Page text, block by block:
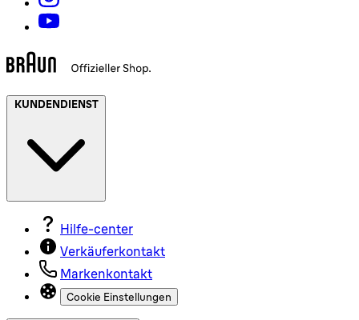
KUNDENDIENST
Hilfe-center
Verkäuferkontakt
Markenkontakt
Cookie Einstellungen